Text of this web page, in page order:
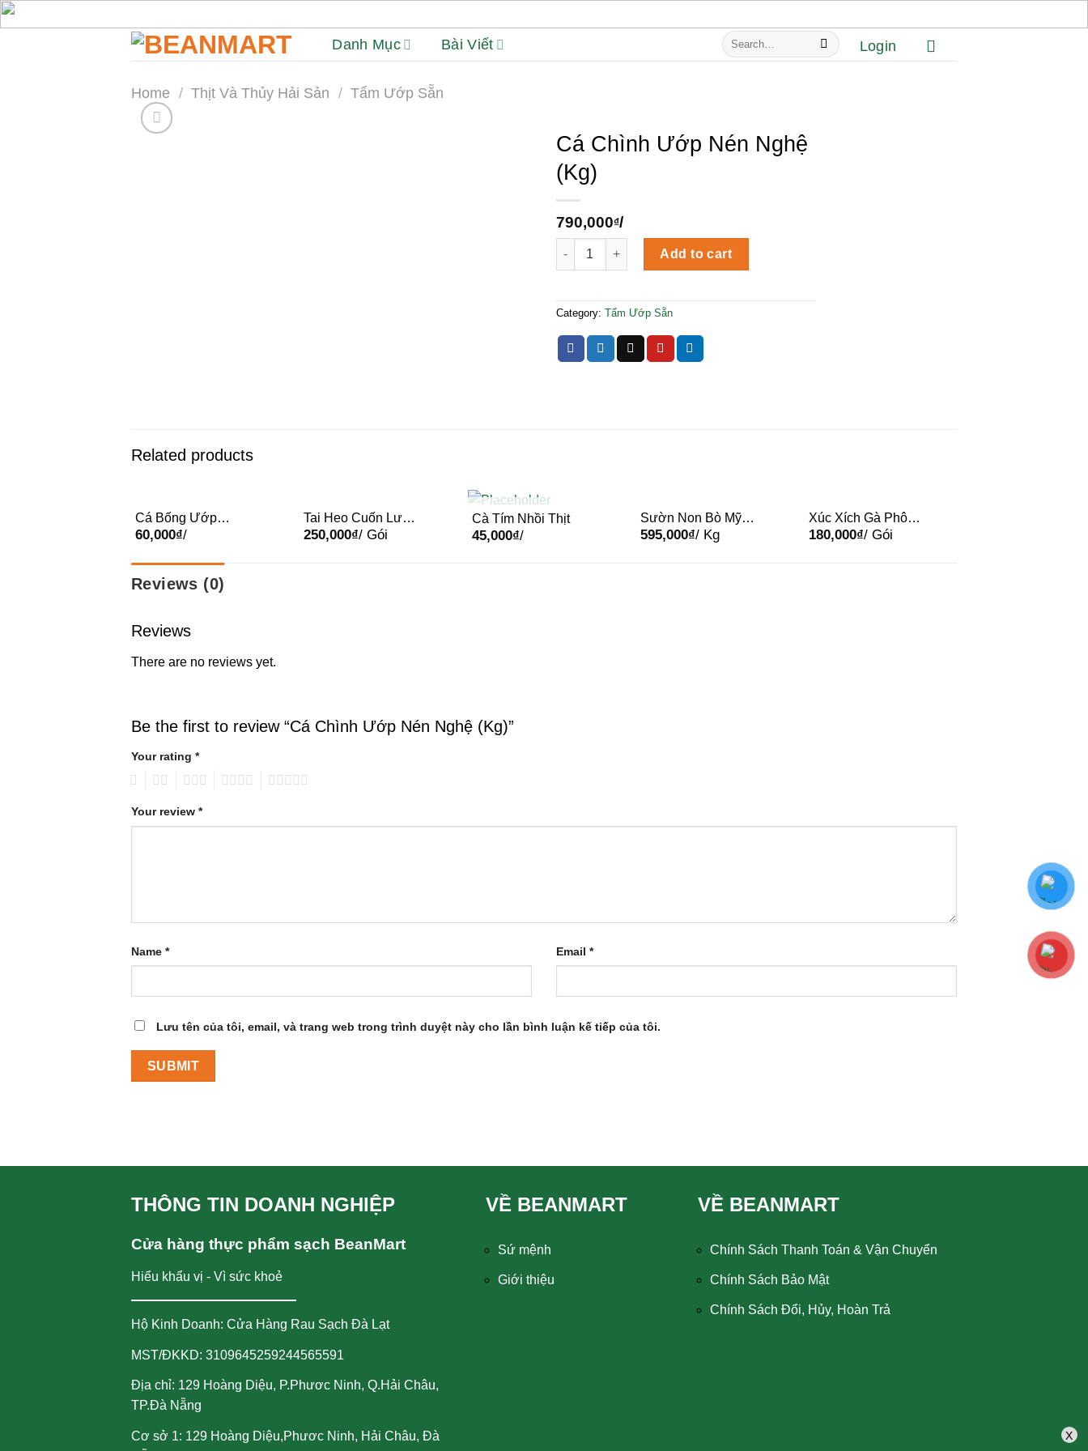
Skip
to
Danh Mục Bài Viết
Search
for:
Login
Home / Thịt Và Thủy Hải Sản / Tẩm Ướp Sẵn
Cá Chình Ướp Nén Nghệ
(Kg)
790,000₫/
Cá Chình Ướp Nén Nghệ (Kg) quantity
Add to cart
Category: Tẩm Ướp Sẵn
Related products
Cá Bống Ướp
Nghệ (Vĩ)
60,000₫/
Tai Heo Cuốn Lưỡi
Hà Thành 500g
250,000₫/ Gói
OUT OF STOCK
Cà Tím Nhồi Thịt
45,000₫/
Sườn Non Bò Mỹ
Beef Bn-in Rib
595,000₫/ Kg
Xúc Xích Gà Phô
Mai 500g
180,000₫/ Gói
Reviews (0)
Reviews
There are no reviews yet.
Be the first to review “Cá Chình Ướp Nén Nghệ (Kg)”
Your rating *
Your review *
Name * Email *
Lưu tên của tôi, email, và trang web trong trình duyệt này cho lần bình luận kế tiếp của tôi.
X
THÔNG TIN DOANH NGHIỆP
Cửa hàng thực phẩm sạch BeanMart
Hiểu khẩu vị - Vì sức khoẻ
Hộ Kinh Doanh: Cửa Hàng Rau Sạch Đà Lạt
MST/ĐKKD: 3109645259244565591
Địa chỉ: 129 Hoàng Diệu, P.Phươc Ninh, Q.Hải Châu,
TP.Đà Nẵng
Cơ sở 1: 129 Hoàng Diệu,Phươc Ninh, Hải Châu, Đà
VỀ BEANMART
Sứ mệnh
Giới thiệu
VỀ BEANMART
Chính Sách Thanh Toán & Vận Chuyển
Chính Sách Bảo Mật
Chính Sách Đổi, Hủy, Hoàn Trả